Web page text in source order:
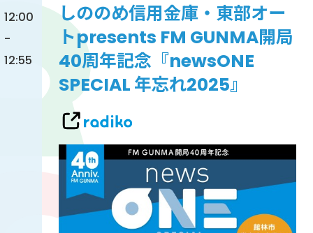
12:00
-
12:55
しののめ信用金庫・東部オー
トpresents FM GUNMA開局
40周年記念『newsONE
SPECIAL 年忘れ2025』